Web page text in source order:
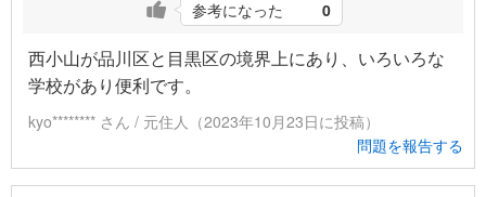
参考になった 0
西小山が品川区と目黒区の境界上にあり、いろいろな
学校があり便利です。
kyo******** さん / 元住人（2023年10月23日に投稿）
問題を報告する